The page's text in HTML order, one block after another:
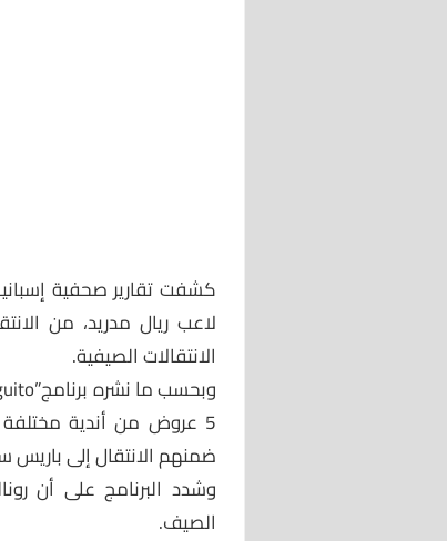
كشفت تقارير صحفية
لاعب ريال مدريد، من
الانتقالات الصيفية.
5 عروض من أندية
ضمنهم الانتقال إلى باريس
وشدد البرنامج على أن
الصيف.